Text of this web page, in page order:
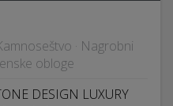
· Nagrobni
obloge
DESIGN LUXURY